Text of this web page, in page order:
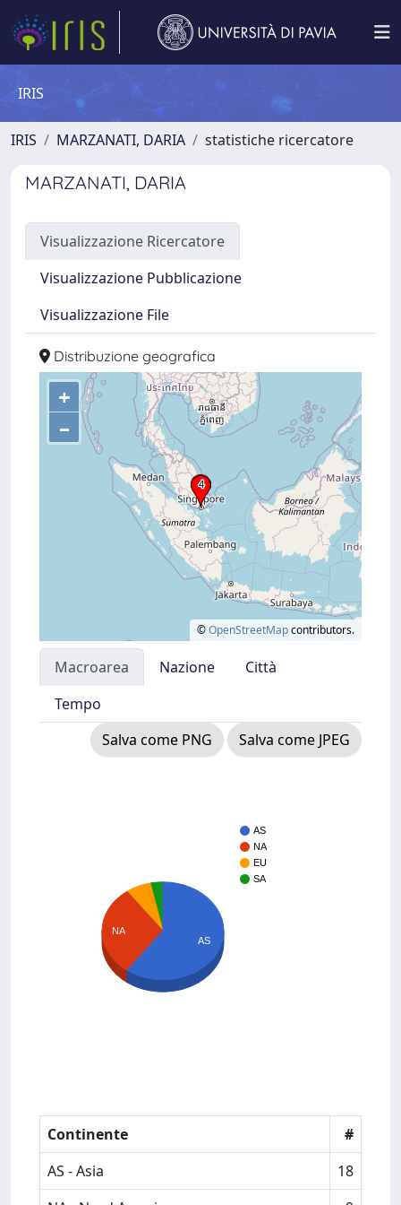
IRIS
IRIS MARZANATI, DARIA statistiche ricercatore
MARZANATI, DARIA
Visualizzazione Ricercatore
Visualizzazione Pubblicazione
Visualizzazione File
Distribuzione geografica
+
–
©OpenStreetMapcontributors.
Macroarea Nazione
Città
Tempo
Salva come PNG
Salva come JPEG
AS
NA
EU
SA
NA
AS
Continente
#
AS - Asia
18